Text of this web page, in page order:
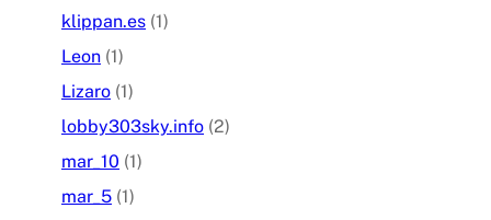
klippan.es (1)
Leon (1)
Lizaro (1)
lobby303sky.info (2)
mar_10 (1)
mar_5 (1)